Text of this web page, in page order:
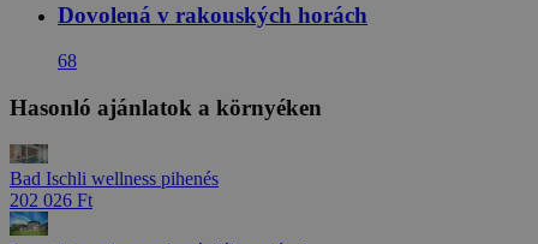
Dovolená v rakouských horách
68
Hasonló ajánlatok a környéken
Bad Ischli wellness pihenés
202 026 Ft